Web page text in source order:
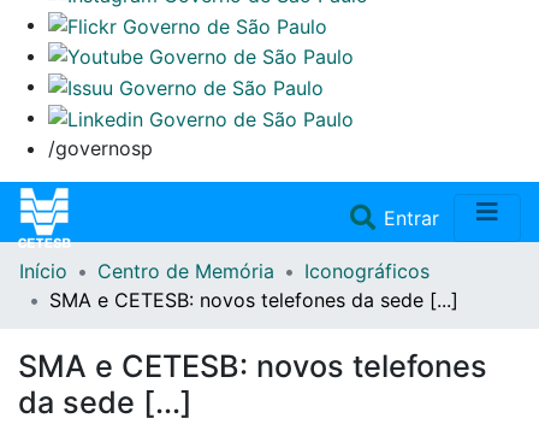
/governosp
Entrar(current)
Home
Repositório
Início Centro de Memória
Iconográficos
SMA e CETESB: novos telefones da sede [...]
SMA e CETESB: novos telefones
da sede [...]